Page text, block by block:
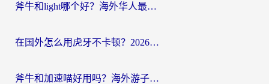
斧牛和light哪个好？海外华人最关心的回国加速器选择难题，一篇讲透
在国外怎么用虎牙不卡顿？2026海外华人亲测有效的回国加速器选择指南
斧牛和加速喵好用吗？海外游子的真实选择困境